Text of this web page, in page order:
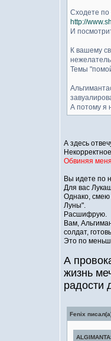
Сходете по
http://
И
К вашему
Темы
А потому я
А здесь
Обвиняя
Вы идете по
Для вас
Однако, смею
Луны".
Расшифрую.
Вам,
солдат,
Это по
А
жизнь
радости
Fenix